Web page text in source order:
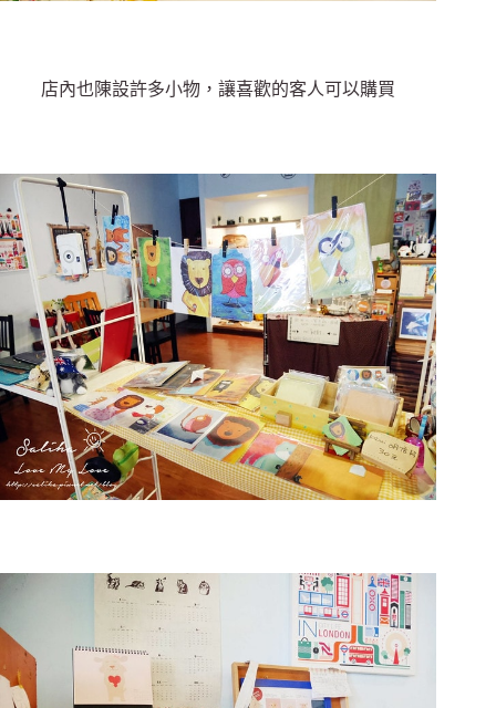
店內也陳設許多小物，讓喜歡的客人可以購買